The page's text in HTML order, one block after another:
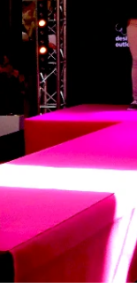
W CENTRUM